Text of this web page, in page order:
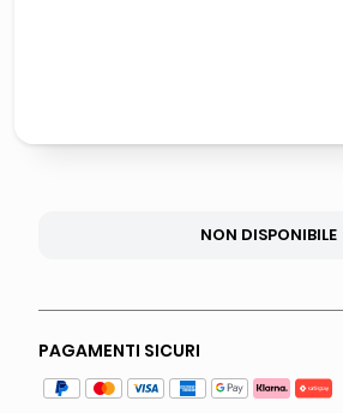
NON DISPONIBILE
PAGAMENTI SICURI